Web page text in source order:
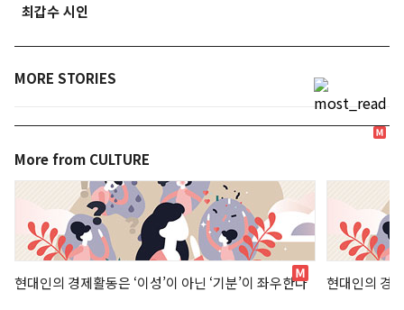
최갑수 시인
MORE STORIES
More from CULTURE
현대인의 경제활동은 ‘이성’이 아닌 ‘기분’이 좌우한다 현대인의 경